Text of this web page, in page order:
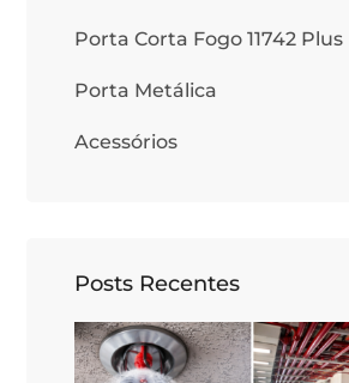
Porta Corta Fogo 11742 Plus
Porta Metálica
Acessórios